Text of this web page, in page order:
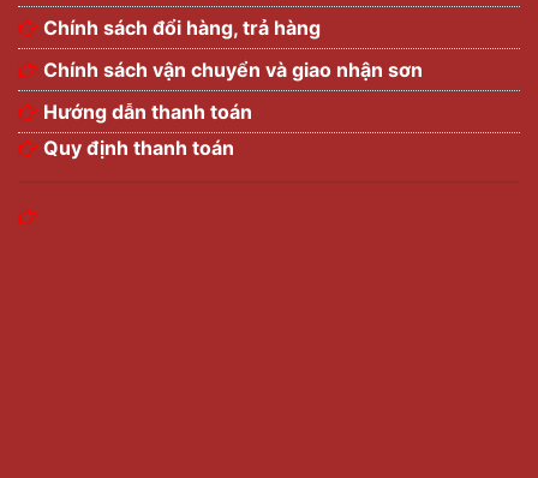
Chính sách đổi hàng, trả hàng
Chính sách vận chuyển và giao nhận sơn
Hướng dẫn thanh toán
Quy định thanh toán